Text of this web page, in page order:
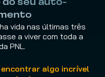
do seu auto-
vida nas últimas três
a viver com toda a
PNL.
algo incrível